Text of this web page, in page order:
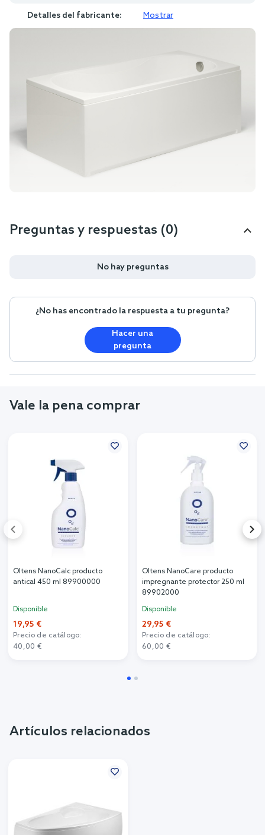
Detalles del fabricante: Mostrar
Preguntas y respuestas (0)
No hay preguntas
¿No has encontrado la respuesta a tu pregunta?
Hacer una
pregunta
Vale la pena comprar
Oltens NanoCalc producto
antical 450 ml 89900000
Disponible
19,95 €
Precio de catálogo:
40,00 €
Oltens NanoCare producto
impregnante protector 250 ml
89902000
Disponible
29,95 €
Precio de catálogo:
60,00 €
Artículos relacionados